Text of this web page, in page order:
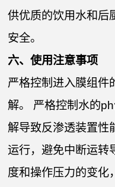
供优质的饮用水和后
安全。
六、使用注意事项
严格控制进入膜组件
解。 严格控制水的
解导致反渗透装置性
运行，避免中断运转
度和操作压力的变化